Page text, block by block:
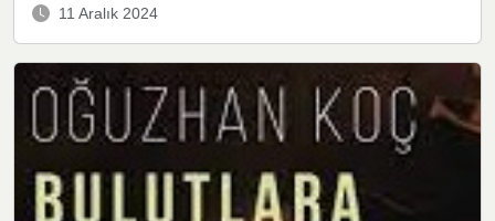
11 Aralık 2024